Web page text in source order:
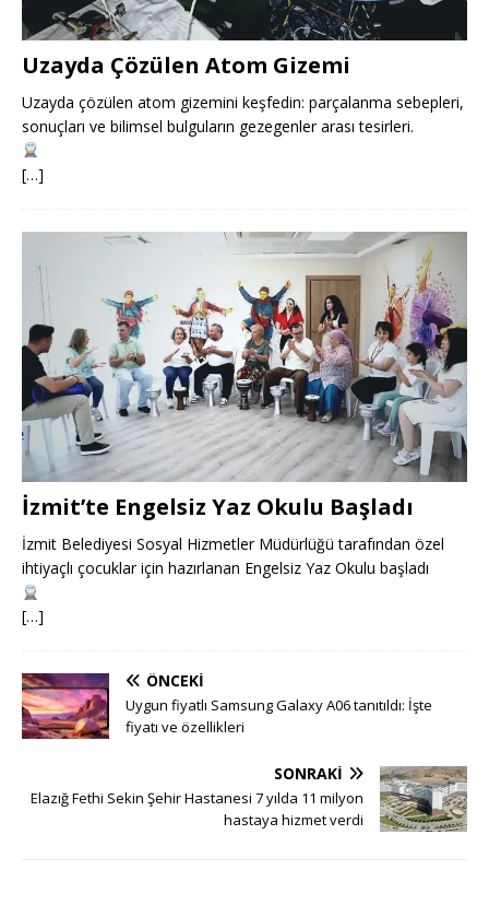
Uzayda Çözülen Atom Gizemi
Uzayda çözülen atom gizemini keşfedin: parçalanma sebepleri,
sonuçları ve bilimsel bulguların gezegenler arası tesirleri.
[…]
İzmit’te Engelsiz Yaz Okulu Başladı
İzmit Belediyesi Sosyal Hizmetler Müdürlüğü tarafından özel
ihtiyaçlı çocuklar için hazırlanan Engelsiz Yaz Okulu başladı
[…]
ÖNCEKI
Uygun fiyatlı Samsung Galaxy A06 tanıtıldı: İşte
fiyatı ve özellikleri
SONRAKI
Elazığ Fethi Sekin Şehir Hastanesi 7 yılda 11 milyon
hastaya hizmet verdi